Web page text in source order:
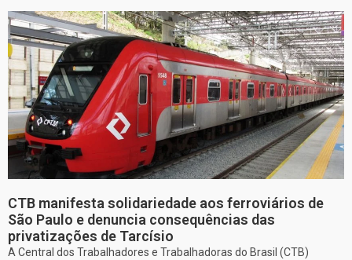
CTB manifesta solidariedade aos ferroviários de
São Paulo e denuncia consequências das
privatizações de Tarcísio
A Central dos Trabalhadores e Trabalhadoras do Brasil (CTB)